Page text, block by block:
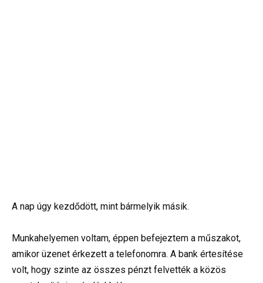
A nap úgy kezdődött, mint bármelyik másik.
Munkahelyemen voltam, éppen befejeztem a műszakot,
amikor üzenet érkezett a telefonomra. A bank értesítése
volt, hogy szinte az összes pénzt felvették a közös